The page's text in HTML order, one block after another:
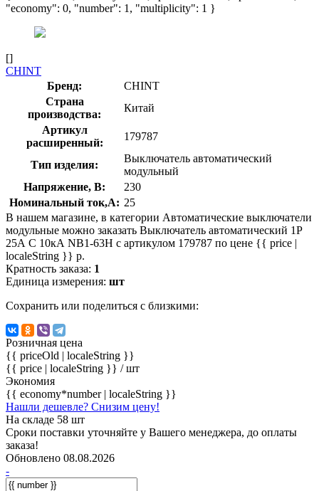
"economy": 0, "number": 1, "multiplicity": 1 }
[]
CHINT
Бренд:
CHINT
Страна
производства:
Китай
Артикул
расширенный:
179787
Тип изделия:
Выключатель автоматический
модульный
Напряжение, В:
230
Номинальный ток,А: 25
В нашем магазине, в категории Автоматические выключатели
модульные можно заказать Выключатель автоматический 1P
25А C 10кА NB1-63H с артикулом 179787 по цене {{ price |
localeString }} р.
Кратность заказа: 1
Единица измерения: шт
Сохранить или поделиться с близкими:
Розничная цена
{{ priceOld | localeString }}
{{ price | localeString }} / шт
Экономия
{{ economy*number | localeString }}
Нашли дешевле? Снизим цену!
На складе 58 шт
Сроки поставки уточняйте у Вашего менеджера, до оплаты
заказа!
Обновлено 08.08.2026
-